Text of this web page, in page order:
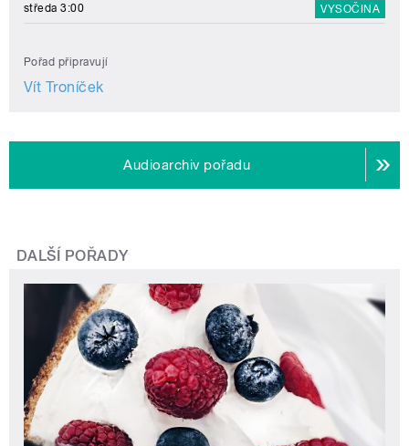
středa 3:00 VYSOČINA
Pořad připravují
Vít Troníček
Audioarchiv pořadu
DALŠÍ POŘADY